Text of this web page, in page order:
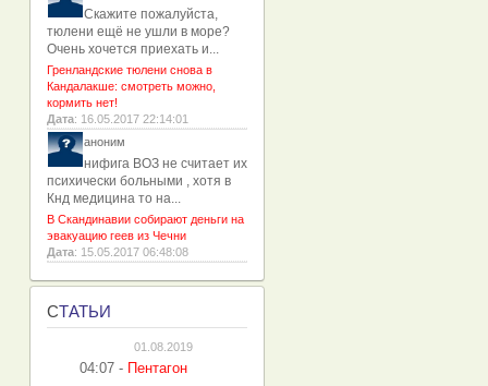
Скажите пожалуйста,
тюлени ещё не ушли в море?
Очень хочется приехать и...
Гренландские тюлени снова в
Кандалакше: смотреть можно,
кормить нет!
Дата: 16.05.2017 22:14:01
аноним
нифига ВОЗ не считает их
психически больными , хотя в
Кнд медицина то на...
В Скандинавии собирают деньги на
эвакуацию геев из Чечни
Дата: 15.05.2017 06:48:08
СТАТЬИ
01.08.2019
04:07 - Пентагон